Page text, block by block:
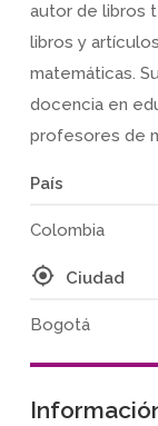
autor de libros
libros y
matemáticas.
docencia en
profesores de
País
Colombia
Ciudad
Bogotá